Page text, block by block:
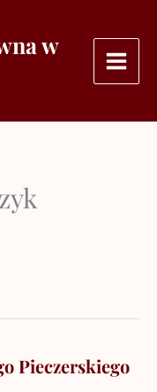
w
Pieczerskiego